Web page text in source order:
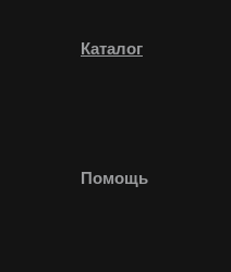
Каталог
Помощь